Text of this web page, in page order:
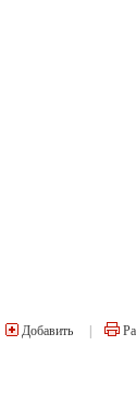
Добавить